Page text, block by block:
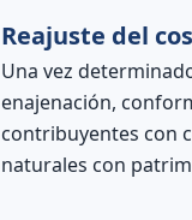
Reajuste del
Una vez
enajenación,
contribuyentes con
naturales con